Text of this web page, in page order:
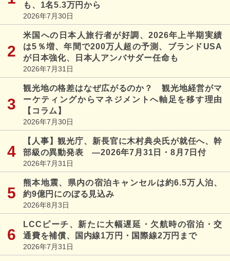
も、1名5.3万円から
2026年7月30日
米国への日本人旅行者が好調、2026年上半期実績
は5％増、年間で200万人超の予測、ブランドUSA
が日本強化、日本人アンバサダー任命も
2026年7月31日
観光地の格差はなぜ広がるのか？ 観光地経営がマ
ーケティングからマネジメントへ軸足を移す理由
【コラム】
2026年7月30日
【人事】観光庁、新長官に木村典央氏が就任へ、幹
部級の異動発表 ―2026年7月31日・8月7日付
2026年7月31日
熊本地震、県内の宿泊キャンセルは約6.5万人泊、
約9億円にのぼる見込み
2026年8月3日
LCCピーチ、新たに大幅遅延・欠航時の宿泊・交
通費を補償、国内線1万円・国際線2万円まで
2026年7月31日